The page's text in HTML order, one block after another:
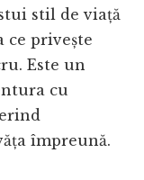
stil de viață
ce privește
Este un
cu
împreună.